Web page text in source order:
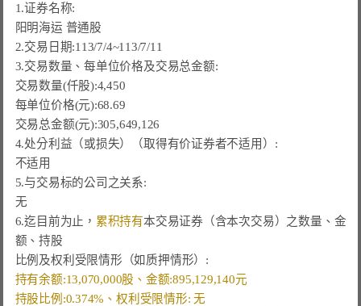
1.证券名称:
阳明海运 普通股
2.交易日期:113/7/4~113/7/11
交易数量(仟股):4,450
每单位价格(元):68.69
交易总金额(元):305,649,126
4.处分利益（或损失）（取得有价证券者不适用）:
不适用
5.与交易标的公司之关系:
无
6.迄目前为止， 累积持有本交易证券（含本次交易）之数量、金
额、持股
持有余额:13,070,000股、金额:895,129,140元
持股比例:0.374%、权利受限情形: 无